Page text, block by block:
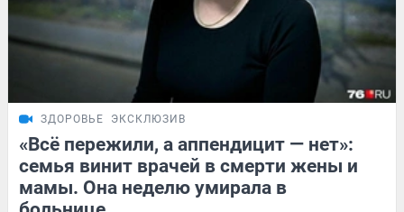
ЗДОРОВЬЕ ЭКСКЛЮЗИВ
«Всё пережили, а аппендицит — нет»:
семья винит врачей в смерти жены и
мамы. Она неделю умирала в